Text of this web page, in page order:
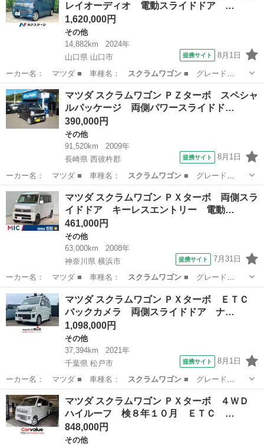
レイオーディオ 電動スライドドア …
1,620,000円
その他
14,882km
2024年
山口県 山口市
提携サイト 8月1日
ーカー名： マツダ ■ 車種名： スクラムワゴン■ グレード
名： ＰＺ １０型デ…
山口 山口市 その他
マツダ スクラムワゴン ＰＺターボ スペシャ
ルパッケージ 両側パワースライドド…
390,000円
その他
91,520km
2009年
長崎県 西彼杵郡
提携サイト 8月1日
ーカー名： マツダ ■ 車種名： スクラムワゴン■ グレード
名： ＰＺターボ ス…
長崎 西彼杵郡 その他
マツダ スクラムワゴン ＰＸターボ 両側スラ
イドドア キーレスエントリー 電動…
461,000円
その他
63,000km
2008年
神奈川県 横浜市
提携サイト 7月31日
ーカー名： マツダ ■ 車種名： スクラムワゴン■ グレード
名： ＰＸターボ 両…
神奈川 横浜市 その他
マツダ スクラムワゴン ＰＸターボ ＥＴＣ
バックカメラ 両側スライドドア ナ…
1,098,000円
その他
37,394km
2021年
千葉県 松戸市
提携サイト 8月1日
ーカー名： マツダ ■ 車種名： スクラムワゴン■ グレード
名： ＰＸターボ Ｅ…
千葉 松戸市 その他
マツダ スクラムワゴン ＰＸターボ ４ＷＤ
ハイルーフ 検８年１０月 ＥＴＣ …
848,000円
その他